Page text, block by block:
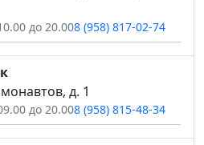
до 20.008 (958) 817-02-74
д. 1
до 20.008 (958) 815-48-34